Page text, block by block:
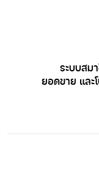
ระบบสม
ยอดขาย และ